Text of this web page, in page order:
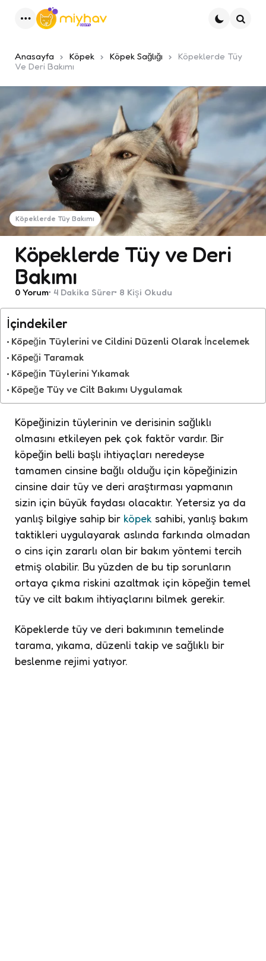
Anasayfa Köpek Köpek Sağlığı
Köpeklerde Tüy
Ve Deri Bakımı
Köpeklerde Tüy Bakımı
Köpeklerde Tüy ve Deri
Bakımı
0 Yorum 4 Dakika Sürer 8 Kişi Okudu
İçindekiler
Köpeğin Tüylerini ve Cildini Düzenli Olarak İncelemek
Köpeği Taramak
Köpeğin Tüylerini Yıkamak
Köpeğe Tüy ve Cilt Bakımı Uygulamak
Köpeğinizin tüylerinin ve derisinin sağlıklı
olmasını etkileyen pek çok faktör vardır. Bir
köpeğin belli başlı ihtiyaçları neredeyse
tamamen cinsine bağlı olduğu için köpeğinizin
cinsine dair tüy ve deri araştırması yapmanın
sizin için büyük faydası olacaktır. Yetersiz ya da
yanlış bilgiye sahip bir köpek sahibi, yanlış bakım
taktikleri uygulayarak aslında farkında olmadan
o cins için zararlı olan bir bakım yöntemi tercih
etmiş olabilir. Bu yüzden de bu tip sorunların
ortaya çıkma riskini azaltmak için köpeğin temel
tüy ve cilt bakım ihtiyaçlarını bilmek gerekir.
Köpeklerde tüy ve deri bakımının temelinde
tarama, yıkama, düzenli takip ve sağlıklı bir
beslenme rejimi yatıyor.